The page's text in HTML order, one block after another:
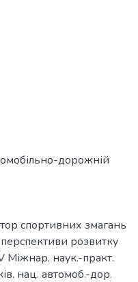
дорожній
спортивних змагань
розвитку
Міжнар. наук.-практ.
нац. автомоб.-дор.